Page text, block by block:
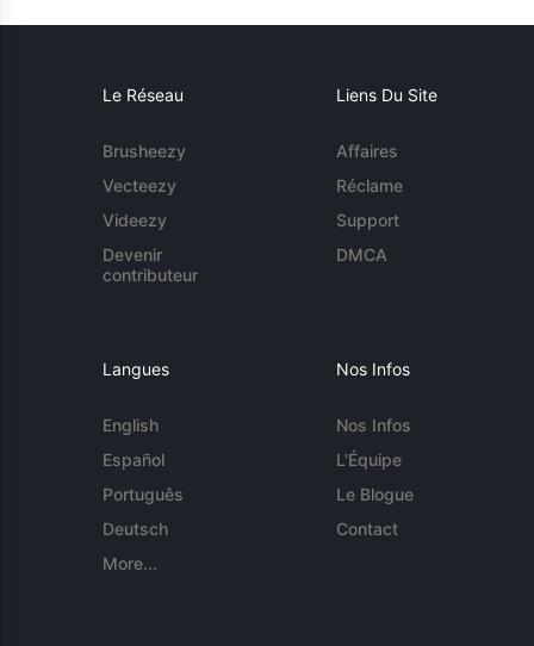
Le Réseau
Brusheezy
Vecteezy
Videezy
Devenir
contributeur
Liens Du Site
Affaires
Réclame
Support
DMCA
Langues
English
Español
Português
Deutsch
More...
Nos Infos
Nos Infos
L'Équipe
Le Blogue
Contact